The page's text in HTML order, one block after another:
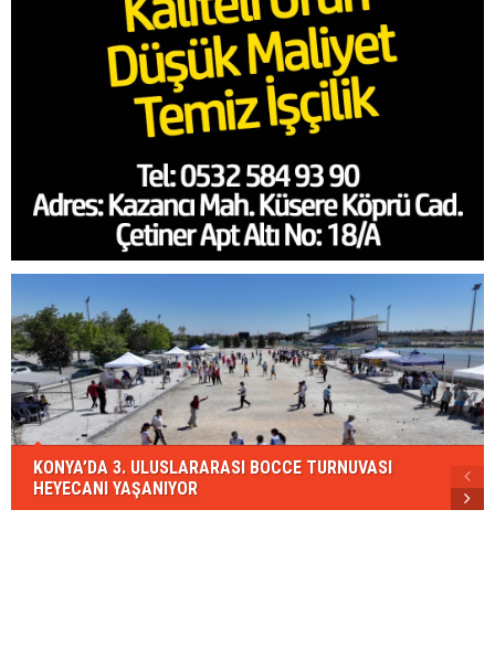
KONYA’DA 3. ULUSLARARASI BOCCE TURNUVASI
HEYECANI YAŞANIYOR